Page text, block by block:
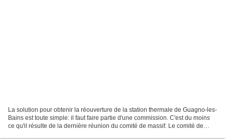
La solution pour obtenir la réouverture de la station thermale de Guagno-les-
Bains est toute simple: il faut faire partie d'une commission. C'est du moins
ce qu'il résulte de la dernière réunion du comité de massif. Le comité de